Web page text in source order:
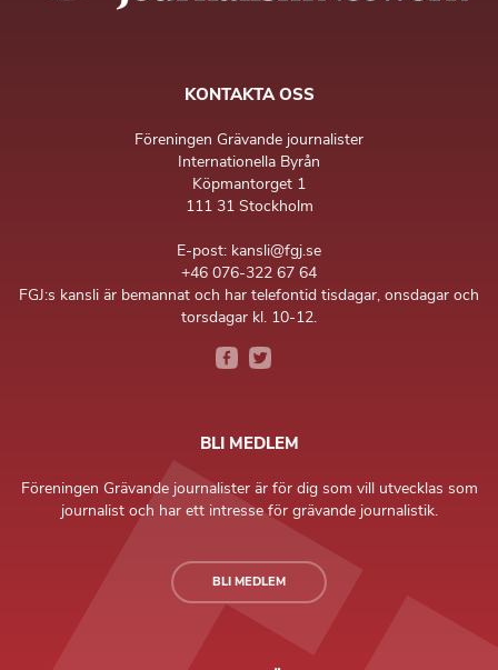
KONTAKTA OSS
Föreningen Grävande journalister
Internationella Byrån
Köpmantorget 1
111 31 Stockholm
E-post: kansli@fgj.se
+46 076-322 67 64
FGJ:s kansli är bemannat och har telefontid tisdagar, onsdagar och
torsdagar kl. 10-12.
BLI MEDLEM
Föreningen Grävande journalister är för dig som vill utvecklas som
journalist och har ett intresse för grävande journalistik.
BLI MEDLEM